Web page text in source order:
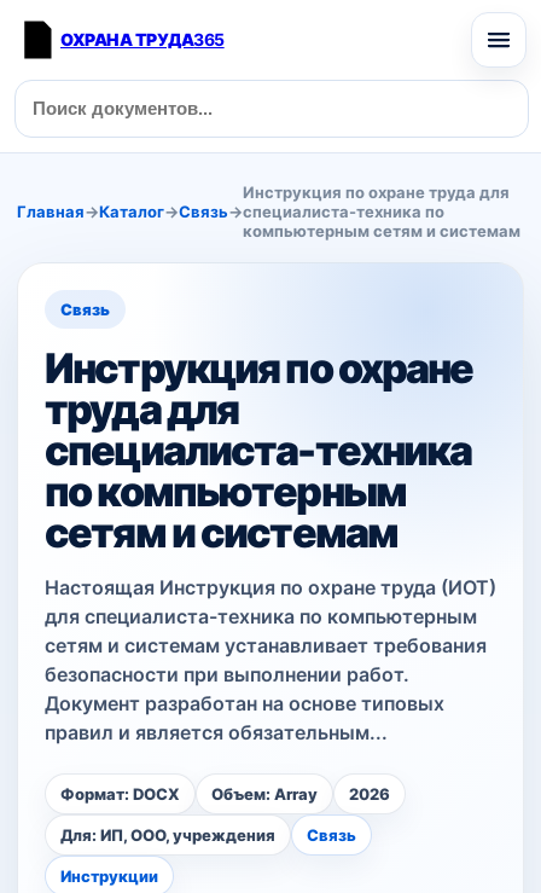
ОХРАНА ТРУДА365
Главная→Каталог→Связь→
Инструкция по охране труда для
специалиста-техника по
компьютерным сетям и системам
Связь
Инструкция по охране
труда для
специалиста-техника
по компьютерным
сетям и системам
Настоящая Инструкция по охране труда (ИОТ)
для специалиста-техника по компьютерным
сетям и системам устанавливает требования
безопасности при выполнении работ.
Документ разработан на основе типовых
правил и является обязательным...
Формат: DOCX Объем: Array 2026
Для: ИП, ООО, учреждения Связь
Инструкции